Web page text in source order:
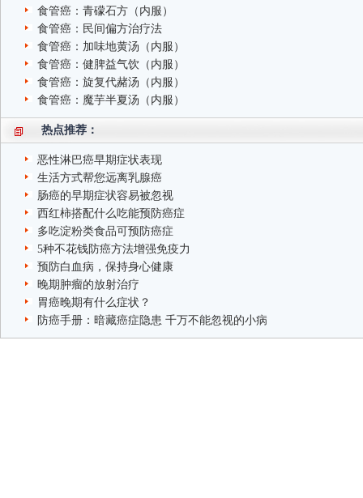
食管癌：青礞石方（内服）
食管癌：民间偏方治疗法
食管癌：加味地黄汤（内服）
食管癌：健脾益气饮（内服）
食管癌：旋复代赭汤（内服）
食管癌：魔芋半夏汤（内服）
热点推荐：
恶性淋巴癌早期症状表现
生活方式帮您远离乳腺癌
肠癌的早期症状容易被忽视
西红柿搭配什么吃能预防癌症
多吃淀粉类食品可预防癌症
5种不花钱防癌方法增强免疫力
预防白血病，保持身心健康
晚期肿瘤的放射治疗
胃癌晚期有什么症状？
防癌手册：暗藏癌症隐患 千万不能忽视的小病